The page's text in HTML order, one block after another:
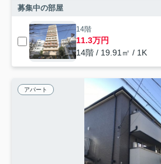
募集中の部屋
14階
11.3万円
14階 / 19.91㎡ / 1K
アパート